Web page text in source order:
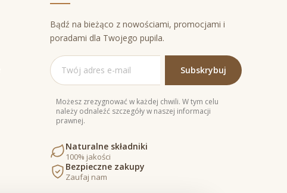
Bądź na bieżąco z nowościami, promocjami i
poradami dla Twojego pupila.
Możesz zrezygnować w każdej chwili. W tym celu
należy odnaleźć szczegóły w naszej informacji
prawnej.
Naturalne składniki
100% jakości
Bezpieczne zakupy
Zaufaj nam